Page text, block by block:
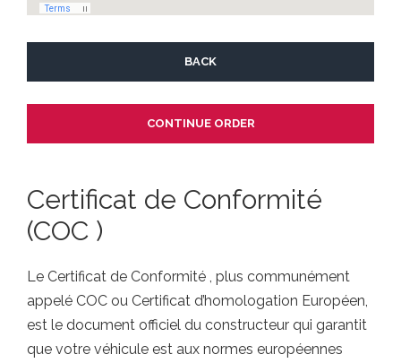
BACK
Certificat de Conformité
(COC )
Le Certificat de Conformité , plus communément
appelé COC ou Certificat d’homologation Européen,
est le document officiel du constructeur qui garantit
que votre véhicule est aux normes européennes